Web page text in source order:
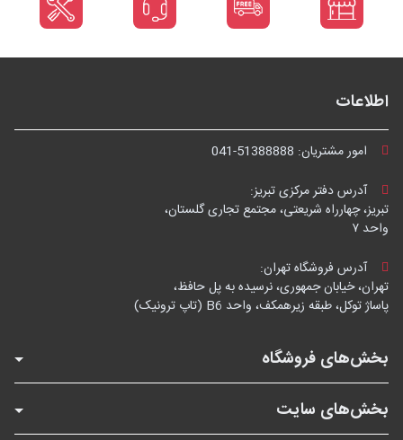
اطلاعات
امور مشتریان: 041-51388888
آدرس دفتر مرکزی تبریز:
تبریز، چهارراه شریعتی، مجتمع تجاری گلستان،
واحد ۷
آدرس فروشگاه تهران:
تهران، خیابان جمهوری، نرسیده به پل حافظ،
پاساژ توکل، طبقه زیرهمکف، واحد B6 (تاپ ترونیک)
بخش‌های فروشگاه
بخش‌های سایت